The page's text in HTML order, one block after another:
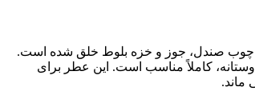
چوب صندل، جوز و خزه بلوط خلق شده است.
کاملاً مناسب است. این عطر برای